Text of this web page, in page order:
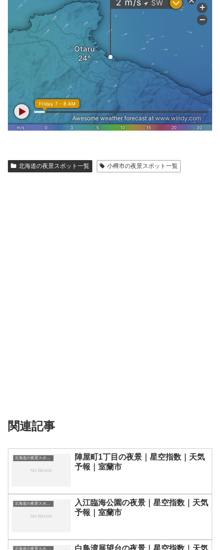
北海道の夜景スポット一覧 小樽市の夜景スポット一覧
関連記事
北海道の夜景スポット一覧
陣屋町1丁目の夜景｜星空指数｜天気
予報｜室蘭市
北海道の夜景スポット一覧
入江臨海公園の夜景｜星空指数｜天気
予報｜室蘭市
北海道の夜景スポット一覧 白鳥湾展望台の夜景｜星空指数｜天気